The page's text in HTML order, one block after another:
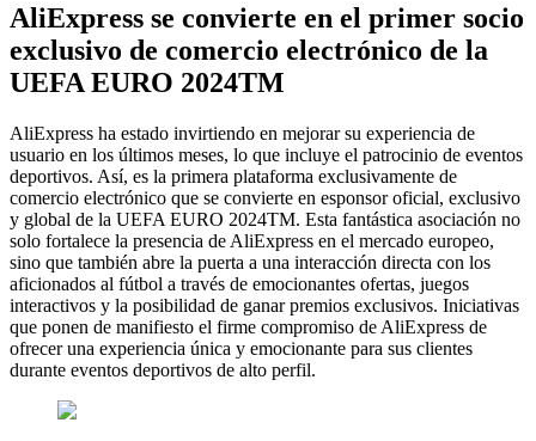
AliExpress se convierte en el primer socio
exclusivo de comercio electrónico de la
UEFA EURO 2024TM
AliExpress ha estado invirtiendo en mejorar su experiencia de
usuario en los últimos meses, lo que incluye el patrocinio de eventos
deportivos. Así, es la primera plataforma exclusivamente de
comercio electrónico que se convierte en esponsor oficial, exclusivo
y global de la UEFA EURO 2024TM. Esta fantástica asociación no
solo fortalece la presencia de AliExpress en el mercado europeo,
sino que también abre la puerta a una interacción directa con los
aficionados al fútbol a través de emocionantes ofertas, juegos
interactivos y la posibilidad de ganar premios exclusivos. Iniciativas
que ponen de manifiesto el firme compromiso de AliExpress de
ofrecer una experiencia única y emocionante para sus clientes
durante eventos deportivos de alto perfil.